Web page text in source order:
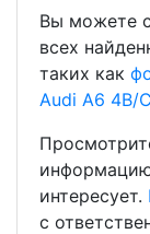
Вы можете
всех
таких как
Audi A6 4B/
интересует.
с